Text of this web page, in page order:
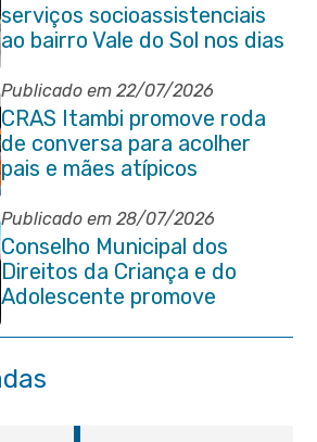
serviços socioassistenciais
ao bairro Vale do Sol nos dias
15 e 16 de junho e Vila
Gabriela 18 de junho
Publicado em 22/07/2026
CRAS Itambi promove roda
de conversa para acolher
pais e mães atípicos
Publicado em 28/07/2026
Conselho Municipal dos
Direitos da Criança e do
Adolescente promove
reunião de alinhamento com
órgãos públicos